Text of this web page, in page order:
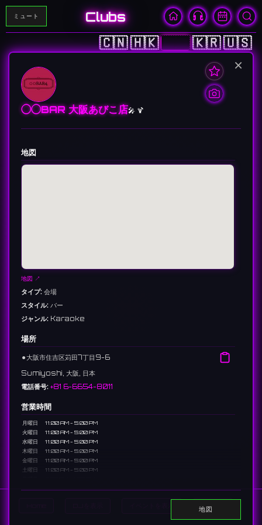
ミュート Clubs
🇨🇳🇭🇰🇯🇵🇰🇷🇺🇸
Search
×
◯◯BAR 大阪あびこ店🎤 🍹
地図
地図 ↗
タイプ: 会場
スタイル: バー
ジャンル: Karaoke
場所
⚫︎大阪市住吉区苅田7丁目9-6
Sumiyoshi, 大阪, 日本
電話番号: +81 6-6654-8011
営業時間
月曜日
11:00 AM - 5:00 PM
火曜日
11:00 AM - 5:00 PM
水曜日
11:00 AM - 5:00 PM
木曜日
11:00 AM - 5:00 PM
金曜日
11:00 AM - 5:00 PM
土曜日
11:00 AM - 5:00 PM
地図